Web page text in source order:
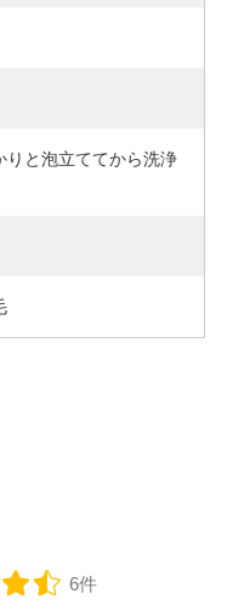
りと泡立ててから洗浄
6件